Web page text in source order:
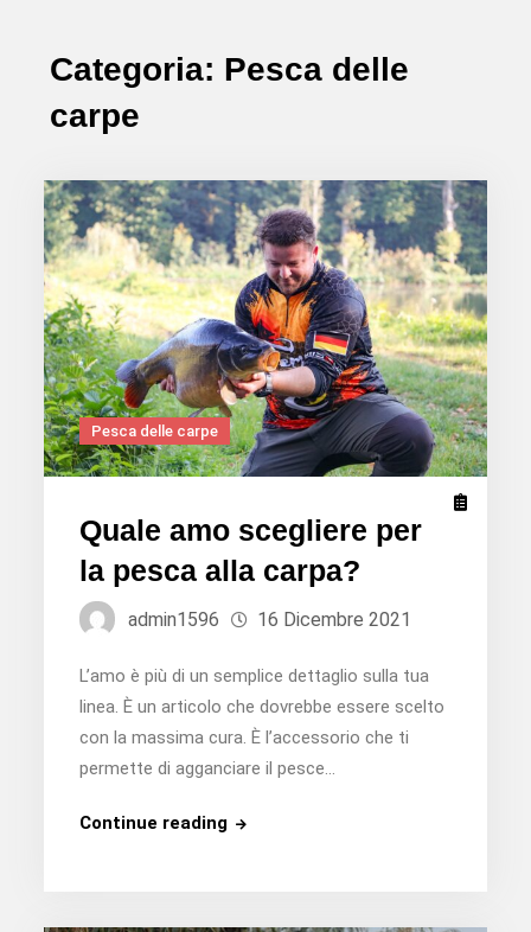
Categoria: Pesca delle
carpe
Pesca delle carpe
Quale amo scegliere per
la pesca alla carpa?
admin1596 16 Dicembre 2021
L’amo è più di un semplice dettaglio sulla tua
linea. È un articolo che dovrebbe essere scelto
con la massima cura. È l’accessorio che ti
permette di agganciare il pesce…
Continue readingQuale